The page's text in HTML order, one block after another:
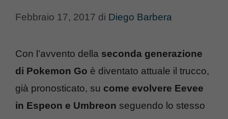
Febbraio 17, 2017 di Diego Barbera
Con l’avvento della seconda generazione
di Pokemon Go è diventato attuale il trucco,
già pronosticato, su come evolvere Eevee
in Espeon e Umbreon seguendo lo stesso